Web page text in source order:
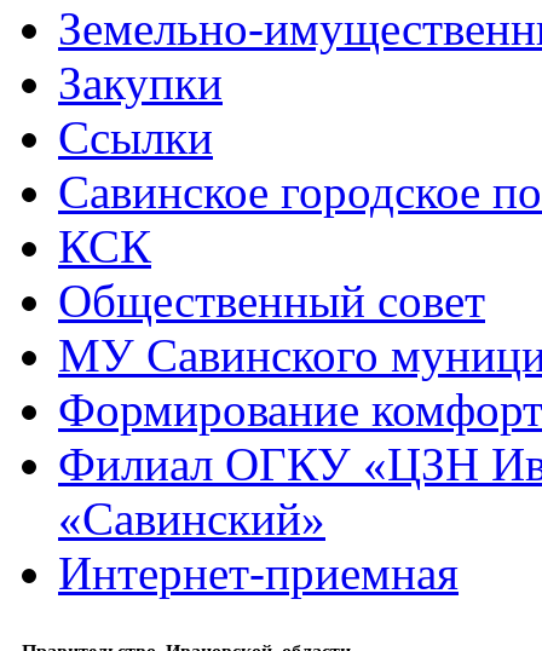
Земельно-
Закупки
Ссылки
Савинское городское
КСК
Общественный совет
МУ Савинского
Формирование
Филиал ОГКУ «ЦЗН
«Савинский»
Интернет-приемная